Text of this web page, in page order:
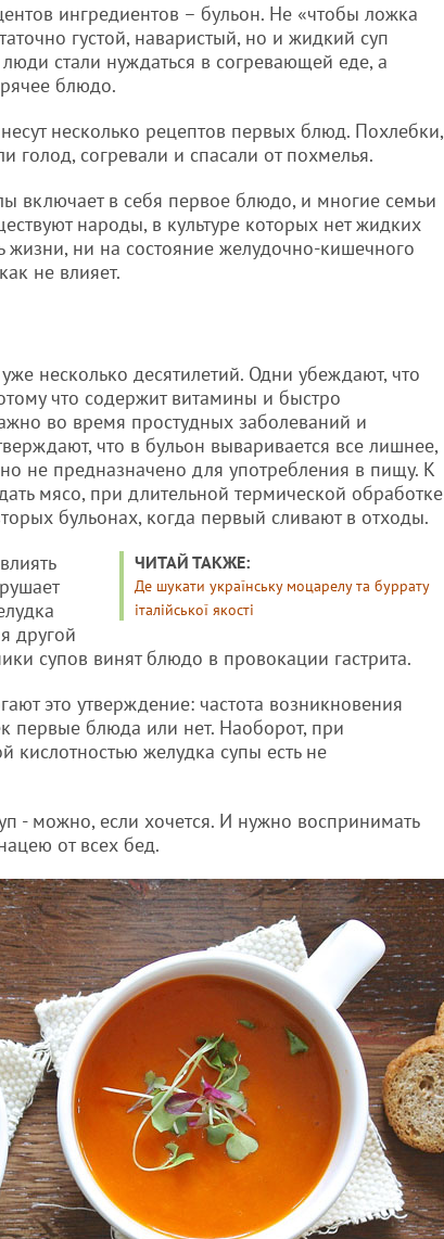
ингредиентов – бульон. Не «чтобы ложка
густой, наваристый, но и жидкий суп
стали нуждаться в согревающей еде, а
блюдо.
несколько рецептов первых блюд. Похлебки,
согревали и спасали от похмелья.
включает в себя первое блюдо, и многие семьи
народы, в культуре которых нет жидких
ни на состояние желудочно-кишечного
не влияет.
несколько десятилетий. Одни убеждают, что
что содержит витамины и быстро
во время простудных заболеваний и
что в бульон вываривается все лишнее,
не предназначено для употребления в пищу. К
мясо, при длительной термической обработке
бульонах, когда первый сливают в отходы.
ЧИТАЙ ТАКЖЕ:
Де шукати українську моцарелу та буррату
італійської якості
другой
супов винят блюдо в провокации гастрита.
это утверждение: частота возникновения
первые блюда или нет. Наоборот, при
желудка супы есть не
- можно, если хочется. И нужно воспринимать
от всех бед.